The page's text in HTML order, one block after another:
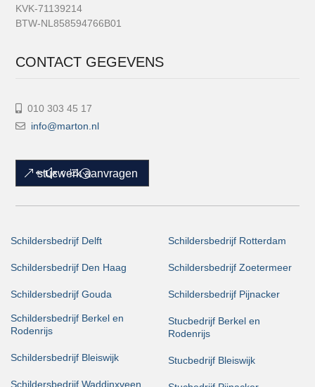
KVK-71139214
BTW-NL858594766B01
CONTACT GEGEVENS
010 303 45 17
info@marton.nl
stucwerk aanvragen
Schildersbedrijf Delft
Schildersbedrijf Den Haag
Schildersbedrijf Gouda
Schildersbedrijf Rotterdam
Schildersbedrijf Zoetermeer
Schildersbedrijf Pijnacker
Schildersbedrijf Berkel en
Rodenrijs
Schildersbedrijf Bleiswijk
Schildersbedrijf Waddinxveen
Stucbedrijf Berkel en
Rodenrijs
Stucbedrijf Bleiswijk